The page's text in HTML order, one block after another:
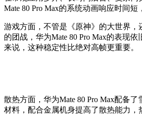
Mate 80 Pro Max的系统动画响应时间短
游戏方面， 不管是《原神》 的大世界，
的团战 ， 华为Mate 80 Pro Max的表现依
来说 ，这种稳定性比绝对高帧更重要。
散热方面，华为Mate 80 Pro Max配备了
材料 ，配合金属机身提高了散热能力 ，